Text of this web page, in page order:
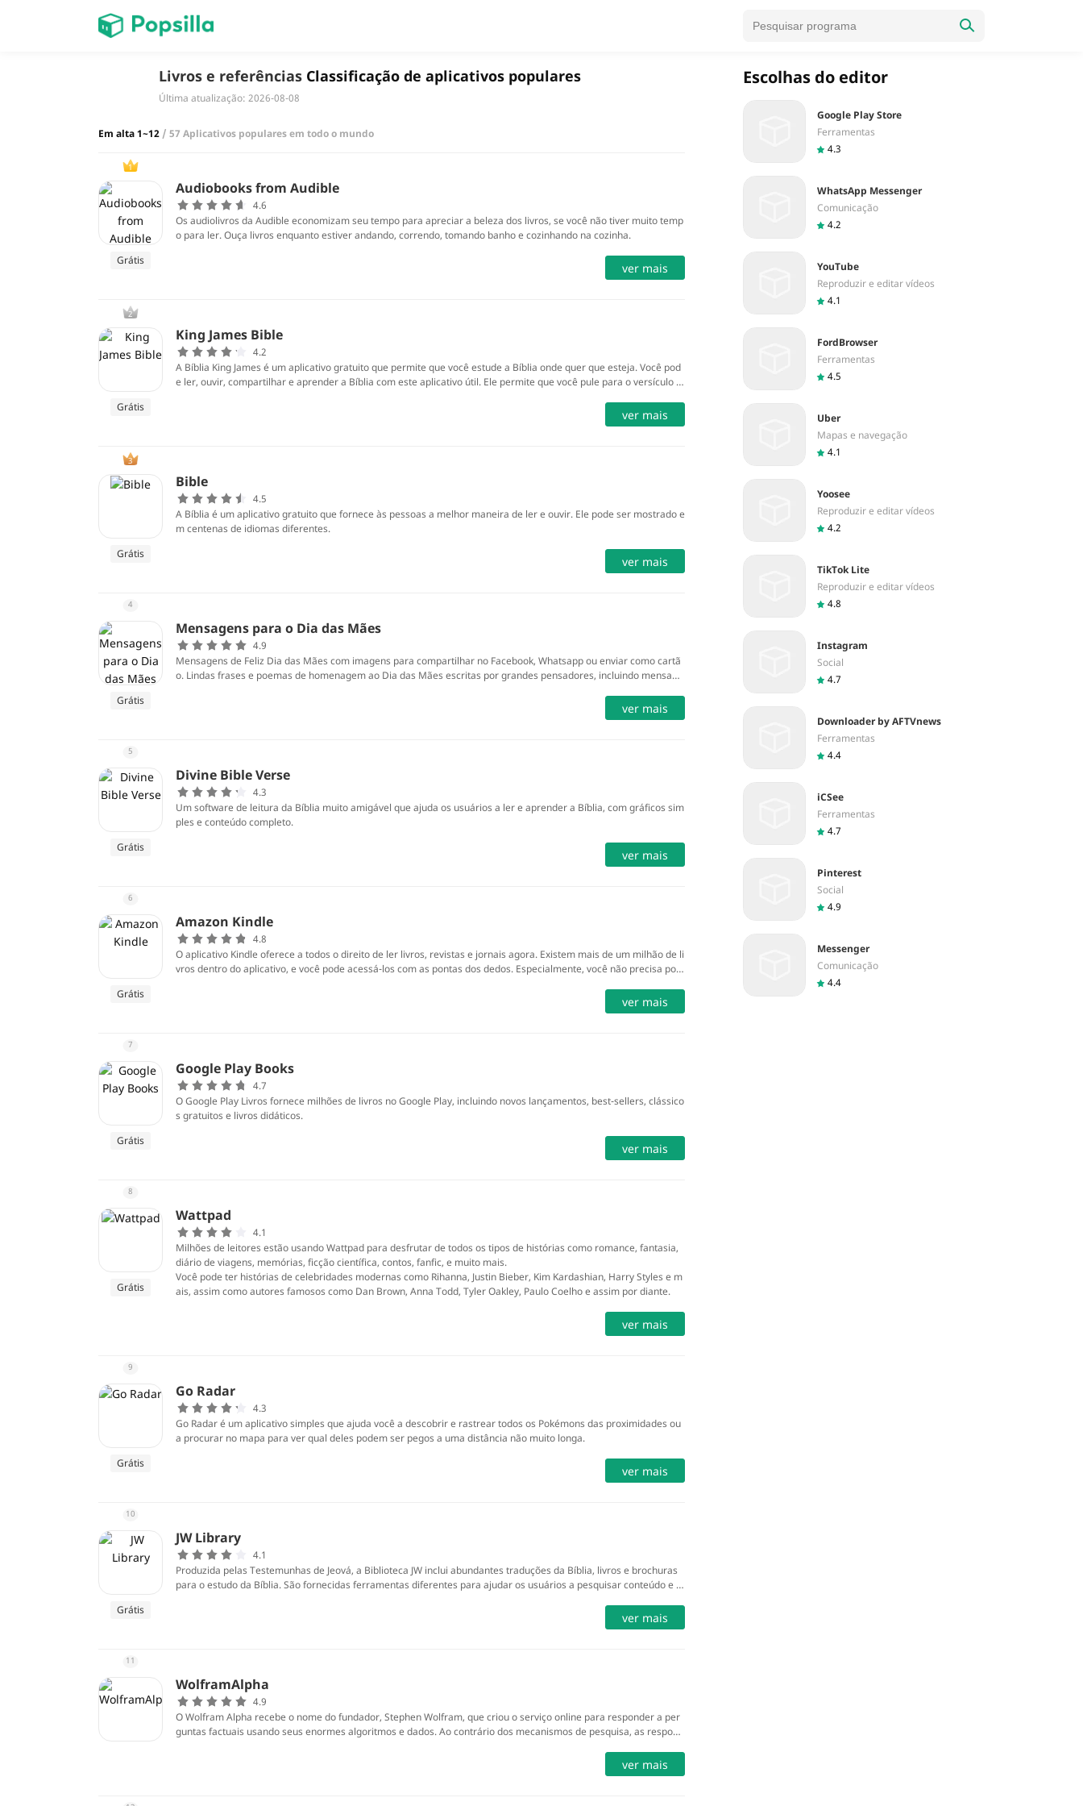
jogos
Livros e referências Classificação de aplicativos populares
Última atualização: 2026-08-08
Em alta 1~12 / 57 Aplicativos populares em todo o mundo
1
Grátis
Audiobooks from Audible
4.6
Os audiolivros da Audible economizam seu tempo para apreciar a beleza dos livros, se você não tiver muito temp
o para ler. Ouça livros enquanto estiver andando, correndo, tomando banho e cozinhando na cozinha.
ver mais
2
Grátis
King James Bible
4.2
A Bíblia King James é um aplicativo gratuito que permite que você estude a Bíblia onde quer que esteja. Você pod
e ler, ouvir, compartilhar e aprender a Bíblia com este aplicativo útil. Ele permite que você pule para o versículo e
ver mais
3
Grátis
Bible
4.5
A Bíblia é um aplicativo gratuito que fornece às pessoas a melhor maneira de ler e ouvir. Ele pode ser mostrado e
m centenas de idiomas diferentes.
ver mais
4
Grátis
Mensagens para o Dia das Mães
4.9
Mensagens de Feliz Dia das Mães com imagens para compartilhar no Facebook, Whatsapp ou enviar como cartã
o. Lindas frases e poemas de homenagem ao Dia das Mães escritas por grandes pensadores, incluindo mensage
ver mais
5
Grátis
Divine Bible Verse
4.3
Um software de leitura da Bíblia muito amigável que ajuda os usuários a ler e aprender a Bíblia, com gráficos sim
ples e conteúdo completo.
ver mais
6
Grátis
Amazon Kindle
4.8
O aplicativo Kindle oferece a todos o direito de ler livros, revistas e jornais agora. Existem mais de um milhão de li
vros dentro do aplicativo, e você pode acessá-los com as pontas dos dedos. Especialmente, você não precisa pos
ver mais
7
Grátis
Google Play Books
4.7
O Google Play Livros fornece milhões de livros no Google Play, incluindo novos lançamentos, best-sellers, clássico
s gratuitos e livros didáticos.
ver mais
8
Grátis
Wattpad
4.1
Milhões de leitores estão usando Wattpad para desfrutar de todos os tipos de histórias como romance, fantasia,
diário de viagens, memórias, ficção científica, contos, fanfic, e muito mais.
Você pode ter histórias de celebridades modernas como Rihanna, Justin Bieber, Kim Kardashian, Harry Styles e m
ais, assim como autores famosos como Dan Brown, Anna Todd, Tyler Oakley, Paulo Coelho e assim por diante.
ver mais
9
Grátis
Go Radar
4.3
Go Radar é um aplicativo simples que ajuda você a descobrir e rastrear todos os Pokémons das proximidades ou
a procurar no mapa para ver qual deles podem ser pegos a uma distância não muito longa.
ver mais
10
Grátis
JW Library
4.1
Produzida pelas Testemunhas de Jeová, a Biblioteca JW inclui abundantes traduções da Bíblia, livros e brochuras
para o estudo da Bíblia. São fornecidas ferramentas diferentes para ajudar os usuários a pesquisar conteúdo e fa
ver mais
11
WolframAlpha
4.9
O Wolfram Alpha recebe o nome do fundador, Stephen Wolfram, que criou o serviço online para responder a per
guntas factuais usando seus enormes algoritmos e dados. Ao contrário dos mecanismos de pesquisa, as respost
ver mais
Escolhas do editor
Google Play Store
Ferramentas
4.3
WhatsApp Messenger
Comunicação
4.2
YouTube
Reproduzir e editar vídeos
4.1
FordBrowser
Ferramentas
4.5
Uber
Mapas e navegação
4.1
Yoosee
Reproduzir e editar vídeos
4.2
TikTok Lite
Reproduzir e editar vídeos
4.8
Instagram
Social
4.7
Downloader by AFTVnews
Ferramentas
4.4
iCSee
Ferramentas
4.7
Pinterest
Social
4.9
Messenger
Comunicação
4.4